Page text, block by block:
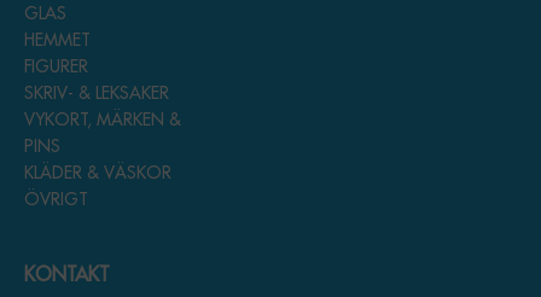
GLAS
HEMMET
FIGURER
SKRIV- & LEKSAKER
VYKORT, MÄRKEN &
PINS
KLÄDER & VÄSKOR
ÖVRIGT
KONTAKT